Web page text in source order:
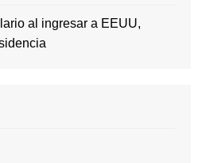
al ingresar a EEUU,